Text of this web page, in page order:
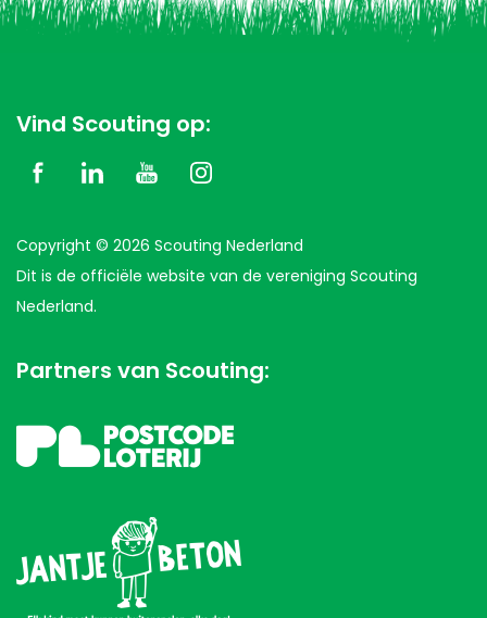
Vind Scouting op:
Copyright © 2026 Scouting Nederland
Dit is de officiële website van de vereniging Scouting
Nederland.
Partners van Scouting: